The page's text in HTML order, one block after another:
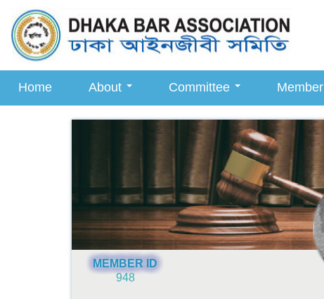
Home About Committee Member
MEMBER ID
948